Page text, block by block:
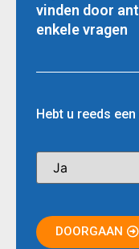
vinden door
enkele vragen
Hebt u reeds
DOORGAAN